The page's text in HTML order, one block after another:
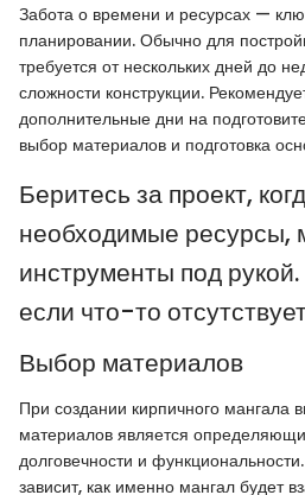
Забота о времени и ресурсах —
планировании. Обычно для
требуется от нескольких дней до
сложности конструкции.
дополнительные дни на
выбор материалов и подготовка
Беритесь за проект,
необходимые ресурсы,
инструменты под
если что-то
Выбор материалов
При создании кирпичного мангала
материалов является
долговечности и
зависит, как именно мангал будет